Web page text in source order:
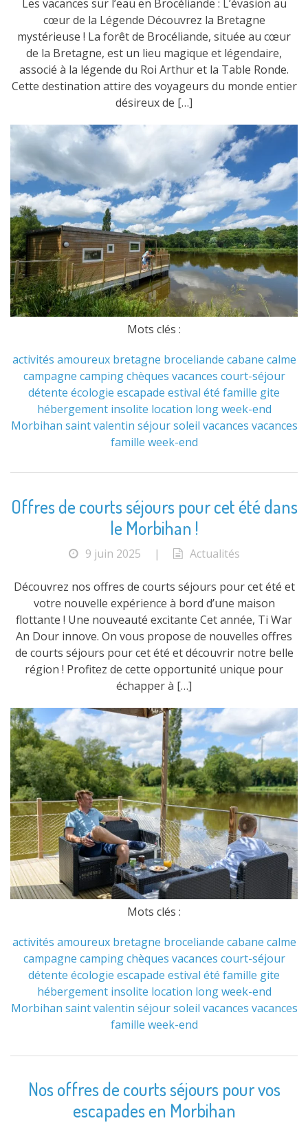
Les vacances sur l’eau en Brocéliande : L’évasion au
cœur de la Légende Découvrez la Bretagne
mystérieuse ! La forêt de Brocéliande, située au cœur
de la Bretagne, est un lieu magique et légendaire,
associé à la légende du Roi Arthur et la Table Ronde.
Cette destination attire des voyageurs du monde entier
désireux de […]
Mots clés :
activités amoureux bretagne broceliande cabane calme
campagne camping chèques vacances court-séjour
détente écologie escapade estival été famille gite
hébergement insolite location long week-end
Morbihan saint valentin séjour soleil vacances vacances
famille week-end
Offres de courts séjours pour cet été dans
le Morbihan !
9 juin 2025 | Actualités
Découvrez nos offres de courts séjours pour cet été et
votre nouvelle expérience à bord d’une maison
flottante ! Une nouveauté excitante Cet année, Ti War
An Dour innove. On vous propose de nouvelles offres
de courts séjours pour cet été et découvrir notre belle
région ! Profitez de cette opportunité unique pour
échapper à […]
Mots clés :
activités amoureux bretagne broceliande cabane calme
campagne camping chèques vacances court-séjour
détente écologie escapade estival été famille gite
hébergement insolite location long week-end
Morbihan saint valentin séjour soleil vacances vacances
famille week-end
Nos offres de courts séjours pour vos
escapades en Morbihan